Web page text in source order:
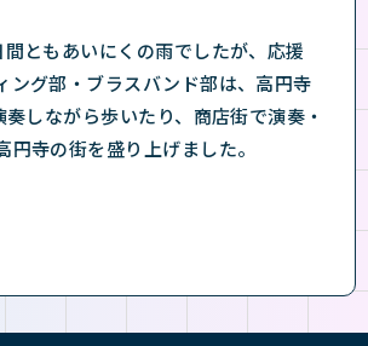
ともあいにくの雨でしたが、応援
ング部・ブラスバンド部は、高円寺
奏しながら歩いたり、商店街で演奏・
円寺の街を盛り上げました。